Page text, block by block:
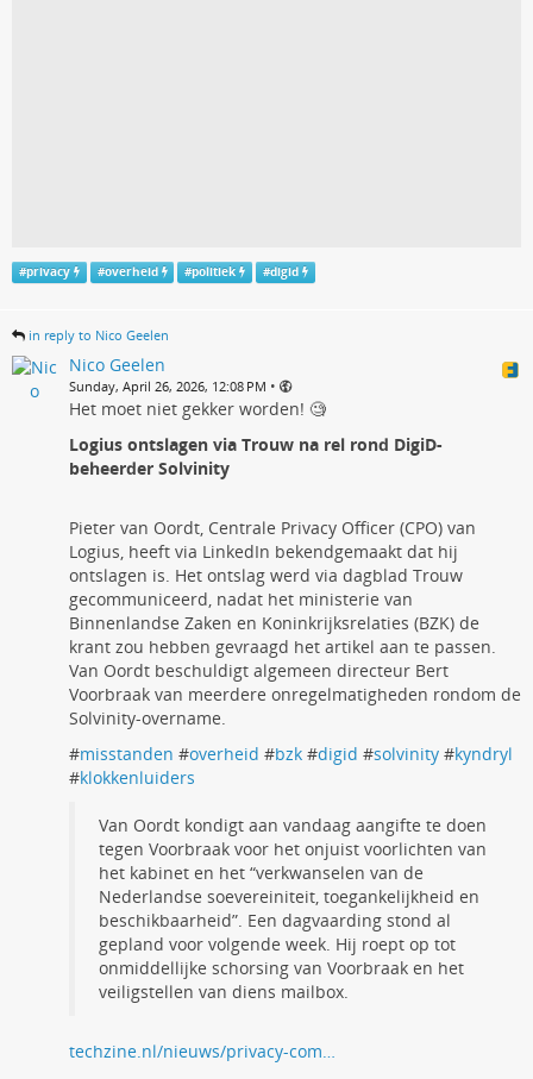
#privacy #overheid #politiek #digid
in reply to Nico Geelen
Nico Geelen
Sunday, April 26, 2026, 12:08 PM •
Het moet niet gekker worden! 🧐
Logius ontslagen via Trouw na rel rond DigiD-
beheerder Solvinity
Pieter van Oordt, Centrale Privacy Officer (CPO) van
Logius, heeft via LinkedIn bekendgemaakt dat hij
ontslagen is. Het ontslag werd via dagblad Trouw
gecommuniceerd, nadat het ministerie van
Binnenlandse Zaken en Koninkrijksrelaties (BZK) de
krant zou hebben gevraagd het artikel aan te passen.
Van Oordt beschuldigt algemeen directeur Bert
Voorbraak van meerdere onregelmatigheden rondom de
Solvinity-overname.
#misstanden #overheid #bzk #digid #solvinity #kyndryl
#klokkenluiders
Van Oordt kondigt aan vandaag aangifte te doen
tegen Voorbraak voor het onjuist voorlichten van
het kabinet en het “verkwanselen van de
Nederlandse soevereiniteit, toegankelijkheid en
beschikbaarheid”. Een dagvaarding stond al
gepland voor volgende week. Hij roept op tot
onmiddellijke schorsing van Voorbraak en het
veiligstellen van diens mailbox.
techzine.nl/nieuws/privacy-com…